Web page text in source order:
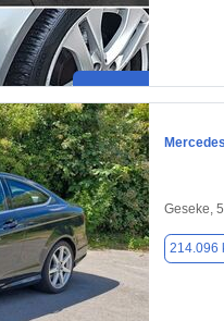
Geseke,
214.096